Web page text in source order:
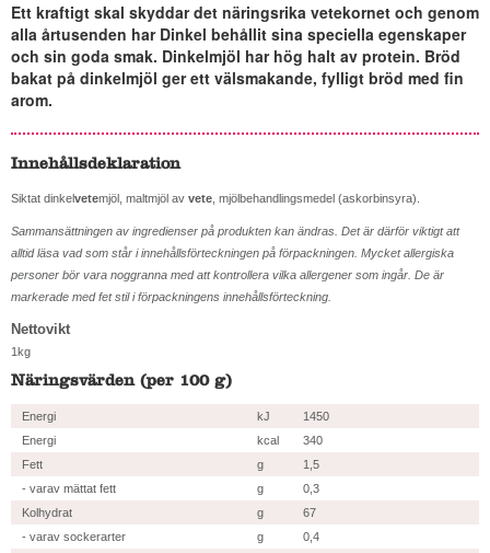
Ett kraftigt skal skyddar det näringsrika vetekornet och genom
alla årtusenden har Dinkel behållit sina speciella egenskaper
och sin goda smak. Dinkelmjöl har hög halt av protein. Bröd
bakat på dinkelmjöl ger ett välsmakande, fylligt bröd med fin
arom.
Innehållsdeklaration
Siktat dinkelvetemjöl, maltmjöl av vete, mjölbehandlingsmedel (askorbinsyra).
Sammansättningen av ingredienser på produkten kan ändras. Det är därför viktigt att
alltid läsa vad som står i innehållsförteckningen på förpackningen. Mycket allergiska
personer bör vara noggranna med att kontrollera vilka allergener som ingår. De är
markerade med fet stil i förpackningens innehållsförteckning.
Nettovikt
1kg
Näringsvärden (per 100 g)
Energi kJ
1450
Energi
kcal
340
Fett
g
1,5
- varav mättat fett
g
0,3
Kolhydrat
g
67
- varav sockerarter
g
0,4